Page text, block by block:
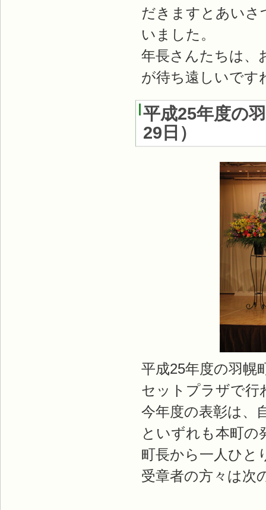
だきますとあいさ
いました。
年長さんたちは、
が待ち遠しいです
平成25年度の
29日 ）
平成25年度の羽幌
セットプラザで行
今年度の表彰は、
といずれも本町の
町長から一人ひと
受章者の方々は次